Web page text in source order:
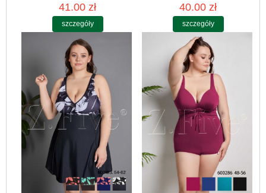
41.00 zł
szczegóły
40.00 zł
szczegóły